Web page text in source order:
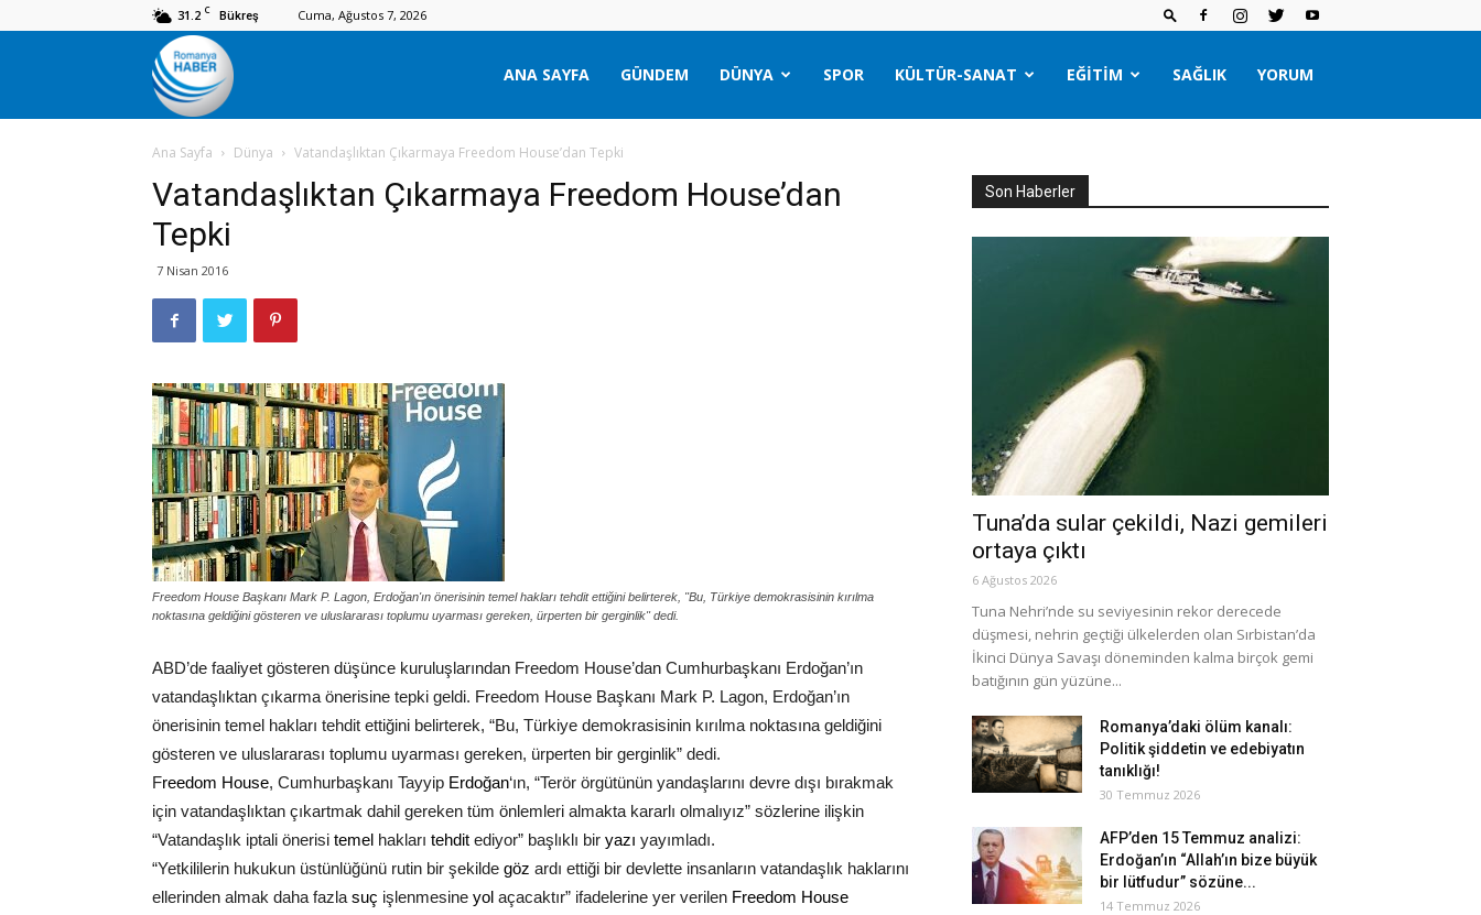
31.2 C Bükreş Cuma, Ağustos 7, 2026
Romanya
Haber
ANA SAYFA GÜNDEM DÜNYA SPOR KÜLTÜR-SANAT EĞITIM SAĞLIK YORUM
Ana Sayfa Dünya Vatandaşlıktan Çıkarmaya Freedom House’dan Tepki
Vatandaşlıktan Çıkarmaya Freedom House’dan
Tepki
7 Nisan 2016
Freedom House Başkanı Mark P. Lagon, Erdoğan'ın önerisinin temel hakları tehdit ettiğini belirterek, "Bu, Türkiye demokrasisinin kırılma
noktasına geldiğini gösteren ve uluslararası toplumu uyarması gereken, ürperten bir gerginlik" dedi.
ABD’de faaliyet gösteren düşünce kuruluşlarından Freedom House’dan Cumhurbaşkanı Erdoğan’ın
vatandaşlıktan çıkarma önerisine tepki geldi. Freedom House Başkanı Mark P. Lagon, Erdoğan’ın
önerisinin temel hakları tehdit ettiğini belirterek, “Bu, Türkiye demokrasisinin kırılma noktasına geldiğini
gösteren ve uluslararası toplumu uyarması gereken, ürperten bir gerginlik” dedi.
Freedom House, Cumhurbaşkanı Tayyip Erdoğan‘ın, “Terör örgütünün yandaşlarını devre dışı bırakmak
için vatandaşlıktan çıkartmak dahil gereken tüm önlemleri almakta kararlı olmalıyız” sözlerine ilişkin
“Vatandaşlık iptali önerisi temel hakları tehdit ediyor” başlıklı bir yazı yayımladı.
“Yetkililerin hukukun üstünlüğünü rutin bir şekilde göz ardı ettiği bir devlette insanların vatandaşlık haklarını
ellerinden almak daha fazla suç işlenmesine yol açacaktır” ifadelerine yer verilen Freedom House
Son Haberler
Tuna’da sular çekildi, Nazi gemileri
ortaya çıktı
6 Ağustos 2026
Tuna Nehri’nde su seviyesinin rekor derecede
düşmesi, nehrin geçtiği ülkelerden olan Sırbistan’da
İkinci Dünya Savaşı döneminden kalma birçok gemi
batığının gün yüzüne...
Romanya’daki ölüm kanalı:
Politik şiddetin ve edebiyatın
tanıklığı!
30 Temmuz 2026
AFP’den 15 Temmuz analizi:
Erdoğan’ın “Allah’ın bize büyük
bir lütfudur” sözüne...
14 Temmuz 2026